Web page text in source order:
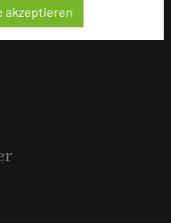
Alle akzeptieren